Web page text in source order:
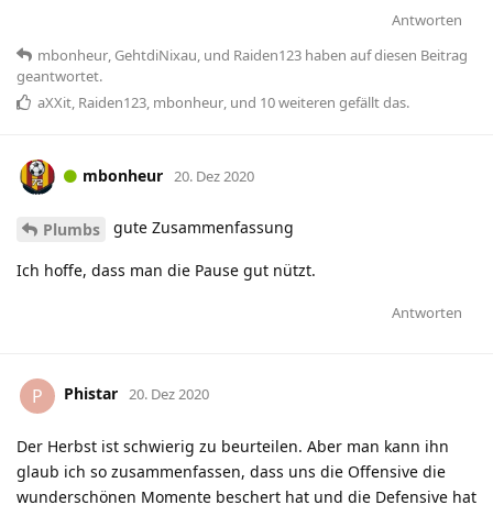
Antworten
mbonheur, GehtdiNixau, und Raiden123 haben auf diesen Beitrag
geantwortet.
aXXit, Raiden123, mbonheur, und 10weiteren gefällt das.
mbonheur 20. Dez 2020
Plumbs gute Zusammenfassung
Ich hoffe, dass man die Pause gut nützt.
Antworten
P Phistar 20. Dez 2020
Der Herbst ist schwierig zu beurteilen. Aber man kann ihn
glaub ich so zusammenfassen, dass uns die Offensive die
wunderschönen Momente beschert hat und die Defensive hat